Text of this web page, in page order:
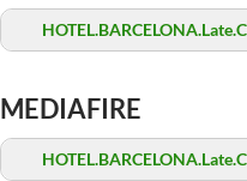
MEDIAFIRE